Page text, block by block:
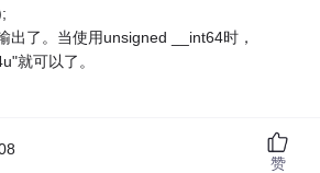
出了。当使用unsigned __int64时，
就可以了。
赞